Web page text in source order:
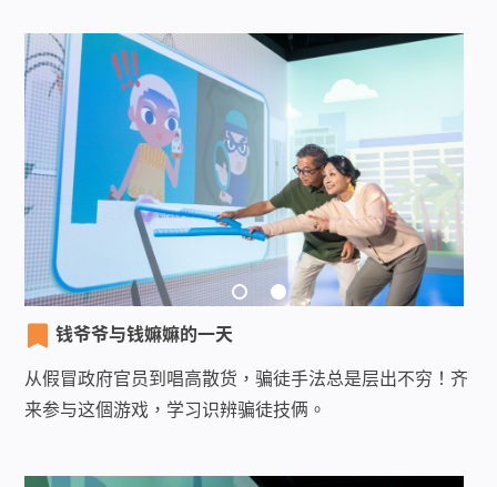
钱爷爷与钱嫲嫲的一天
从假冒政府官员到唱高散货，骗徒手法总是层出不穷！齐
来参与这個游戏，学习识辨骗徒技俩。